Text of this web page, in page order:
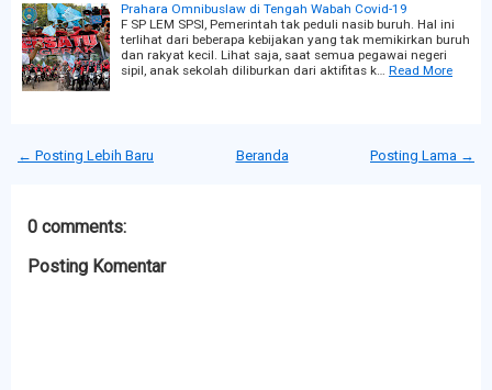
Prahara Omnibuslaw di Tengah Wabah Covid-19
F SP LEM SPSI, Pemerintah tak peduli nasib buruh. Hal ini
terlihat dari beberapa kebijakan yang tak memikirkan buruh
dan rakyat kecil. Lihat saja, saat semua pegawai negeri
sipil, anak sekolah diliburkan dari aktifitas k… Read More
← Posting Lebih Baru Posting Lama →
Beranda
0 comments:
Posting Komentar